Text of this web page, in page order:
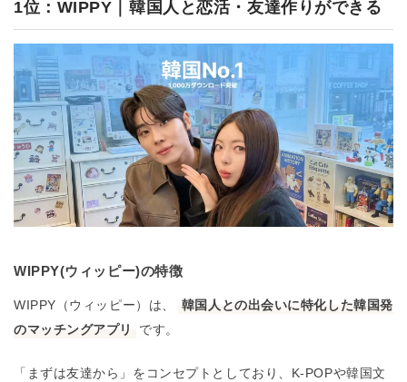
1位：WIPPY｜韓国人と恋活・友達作りができる
WIPPY(ウィッピー)の特徴
WIPPY（ウィッピー）は、
韓国人との出会いに特化した韓国発
のマッチングアプリ
です。
「まずは友達から」をコンセプトとしており、K-POPや韓国文